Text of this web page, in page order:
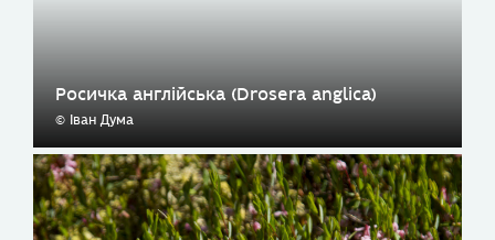
Росичка англійська (Drosera anglica)
© Іван Дума